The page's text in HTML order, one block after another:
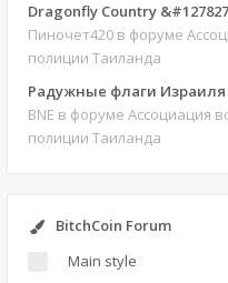
Dragonfly Country
Пиночет420 в форуме
полиции Таиланда
Радужные флаги Израиля
BNE в форуме Ассоциация
полиции Таиланда
BitchCoin Forum
Main style